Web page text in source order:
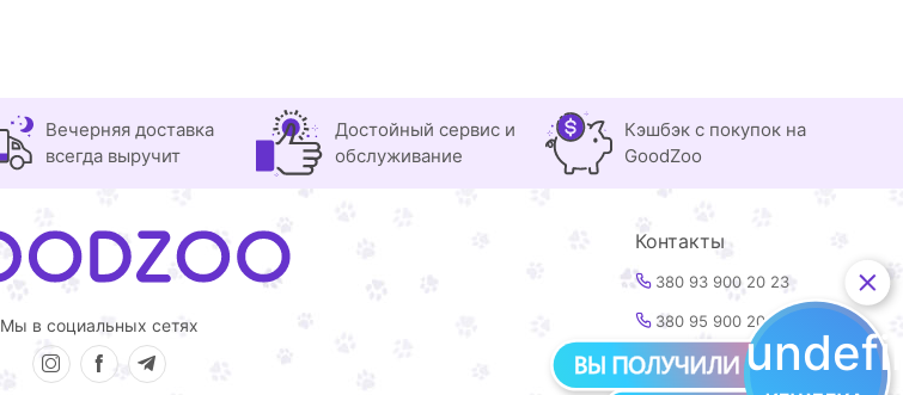
Вечерняя доставка
всегда выручит
Достойный сервис и
обслуживание
Кэшбэк с покупок на
GoodZoo
Мы в социальных сетях
Контакты
380 93 900 20 23
380 95 900 20 23
info@goodzoo.com.ua